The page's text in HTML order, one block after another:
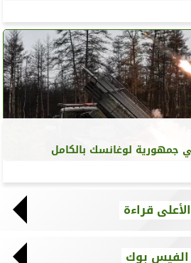
جمهورية لوغانسك بالكامل
الأعلى قراءة
الفيس بوك